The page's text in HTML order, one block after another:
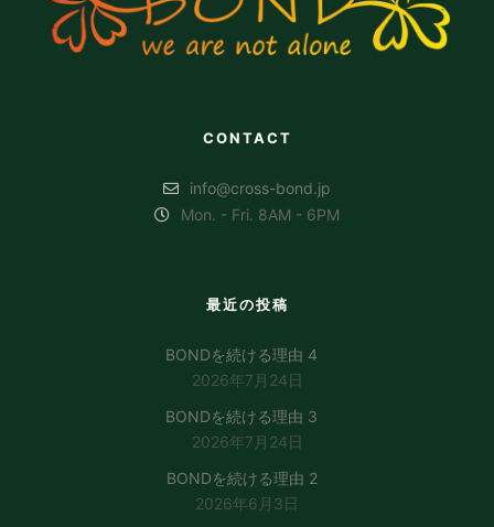
CONTACT
info@cross-bond.jp
Mon. - Fri. 8AM - 6PM
最近の投稿
BONDを続ける理由 4
2026年7月24日
BONDを続ける理由 3
2026年7月24日
BONDを続ける理由 2
2026年6月3日